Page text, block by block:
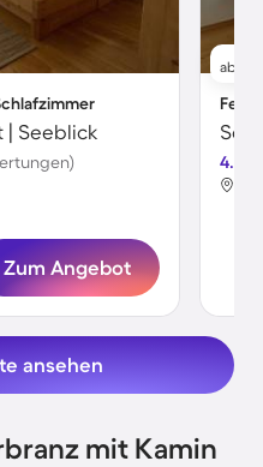
| Seeblick
Zum Angebot
ab
4.6
ansehen
mit Kamin